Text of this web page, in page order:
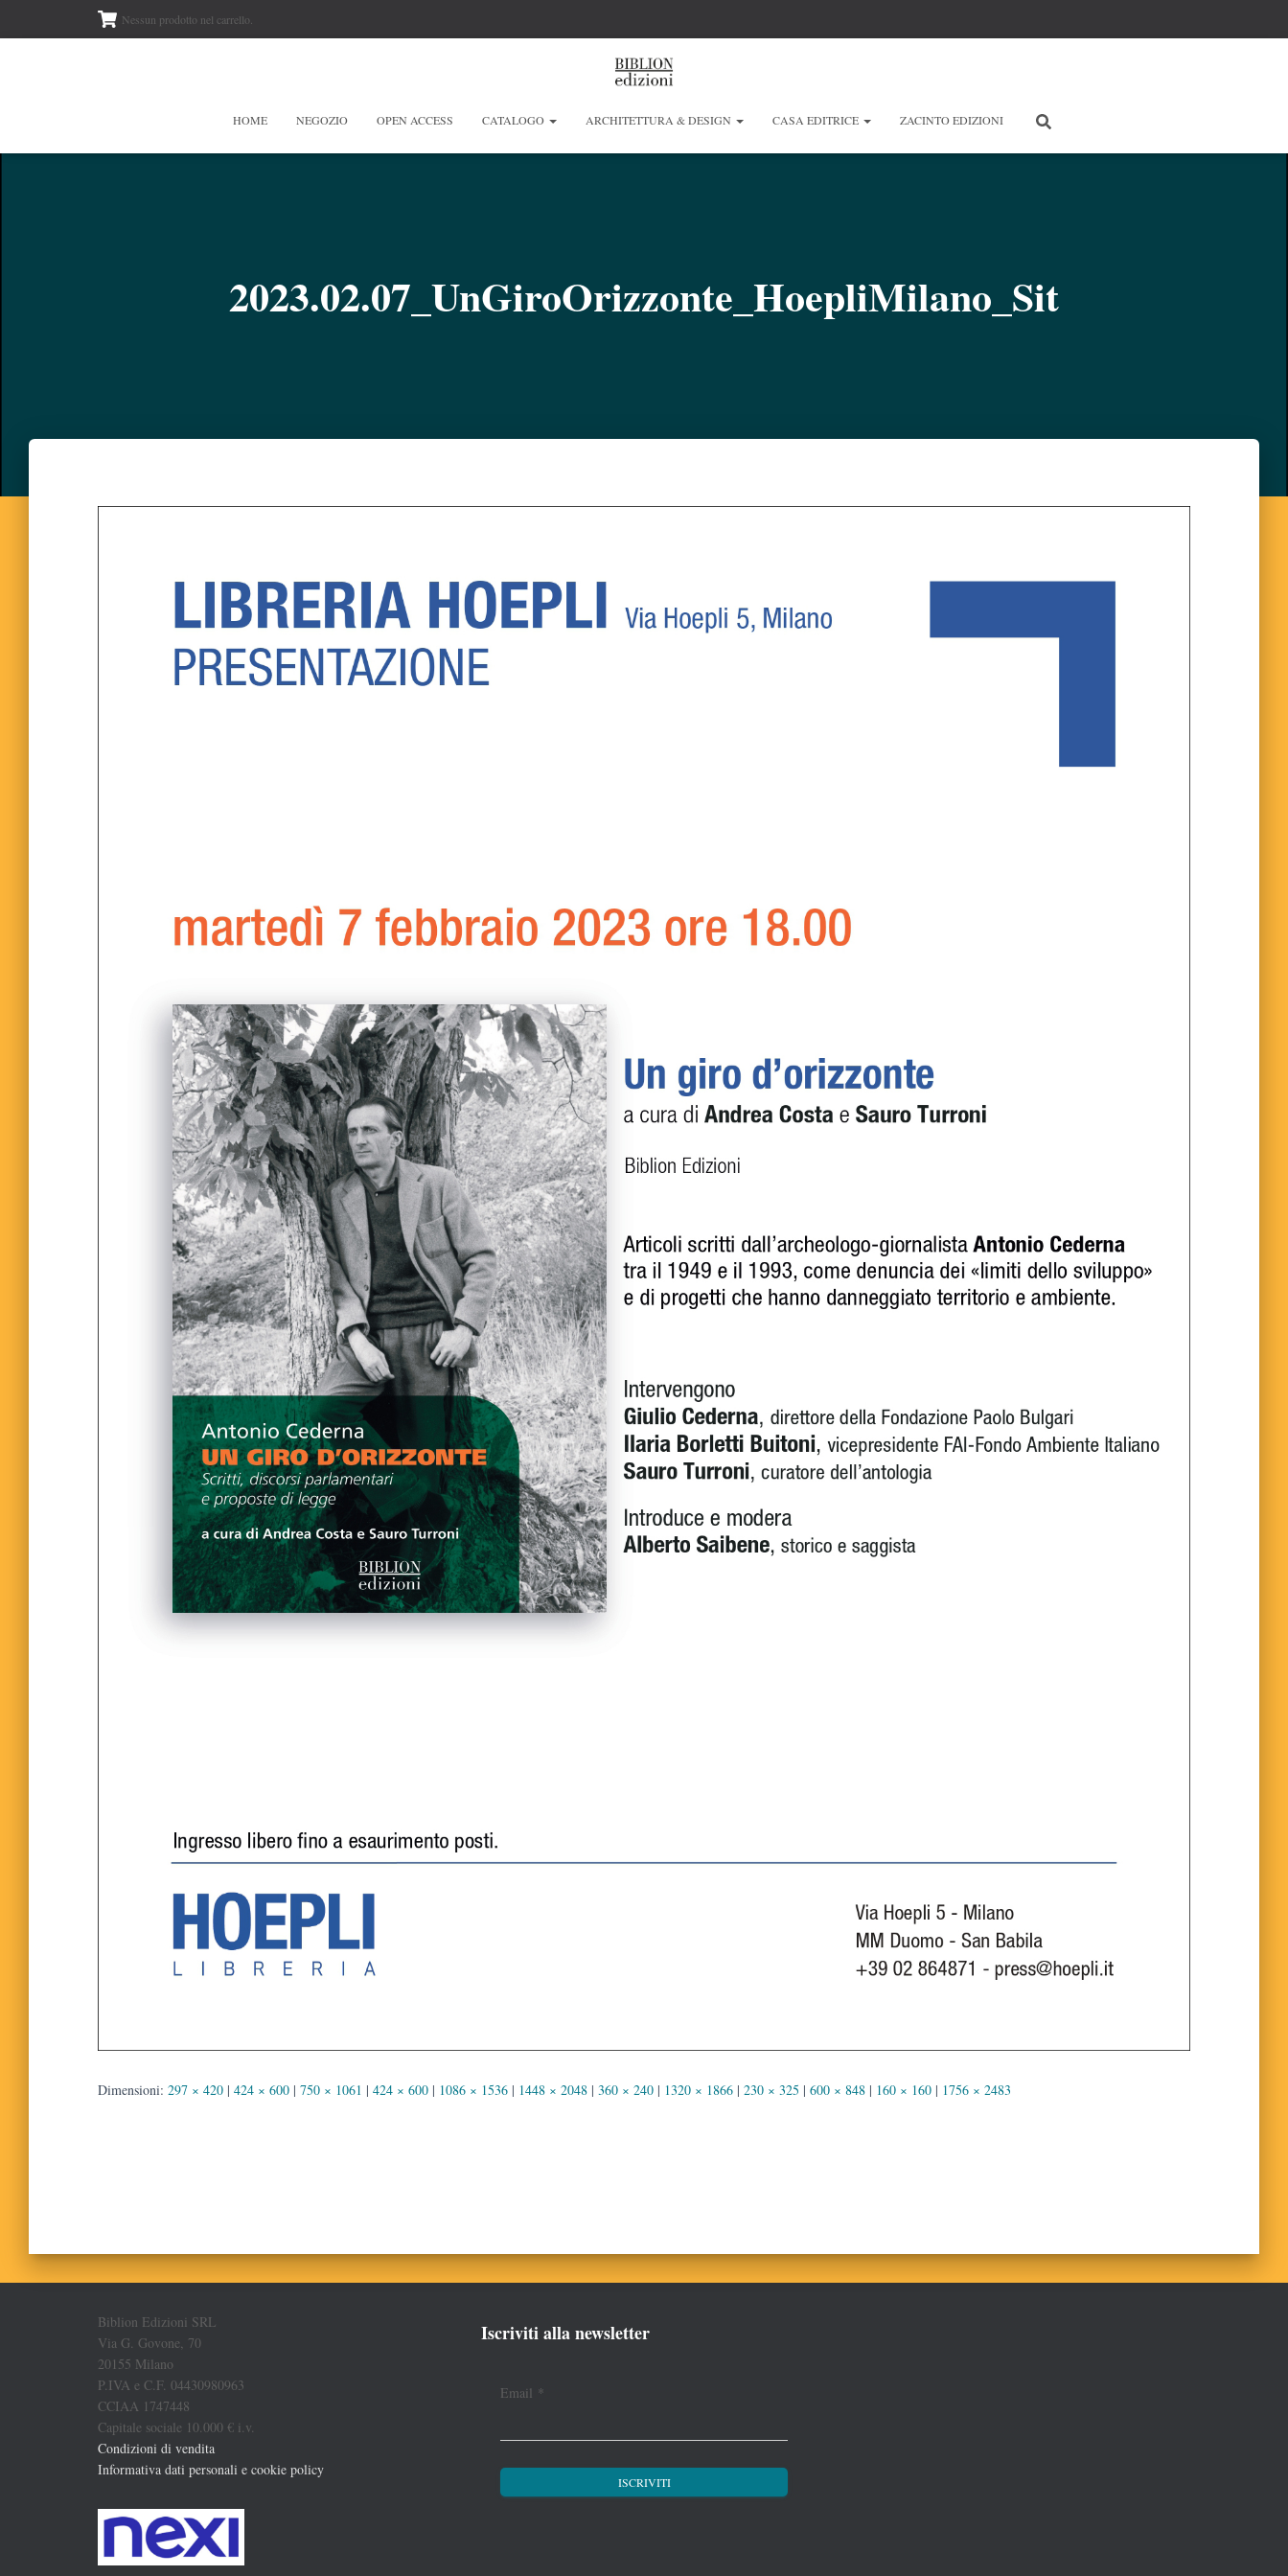
Nessun prodotto nel carrello.
HOME NEGOZIO OPEN ACCESS CATALOGO ARCHITETTURA & DESIGN CASA EDITRICE ZACINTO EDIZIONI
2023.02.07_UnGiroOrizzonte_HoepliMilano_Sit
Dimensioni: 297 × 420 | 424 × 600 | 750 × 1061 | 424 × 600 | 1086 × 1536 | 1448 × 2048 | 360 × 240 | 1320 × 1866 | 230 × 325 | 600 × 848 | 160 × 160 | 1756 × 2483
Biblion Edizioni SRL
Via G. Govone, 70
20155 Milano
P.IVA e C.F. 04430980963
CCIAA 1747448
Capitale sociale 10.000 € i.v.
Condizioni di vendita
Informativa dati personali e cookie policy
Iscriviti alla newsletter
Email *